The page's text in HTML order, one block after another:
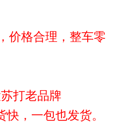
价格合理，整车零
打老品牌
，一包也发货。